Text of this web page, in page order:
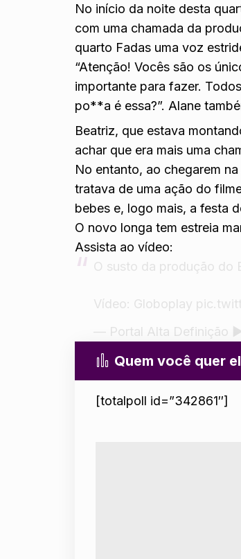
No início da noite desta
com uma chamada da
quarto Fadas uma voz
“Atenção! Vocês são os
importante para fazer.
po**a é essa?”. Alane
Beatriz, que estava
achar que era mais uma
No entanto, ao chegarem
tratava de uma ação do
bebes e, logo mais, a festa
O novo longa tem estreia
Assista ao vídeo:
O susto da produção do
Vídeo: Globoplay
— Portal Alta Definição
Quem você quer
[totalpoll id=”342861″]